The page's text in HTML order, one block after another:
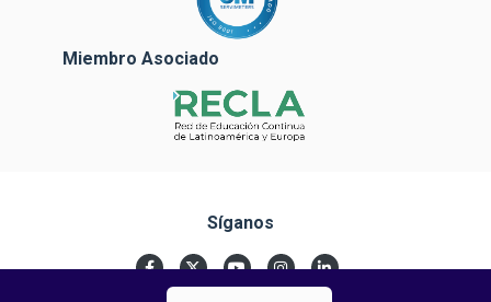
Miembro Asociado
Síganos